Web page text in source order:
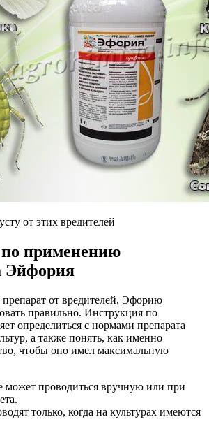
от этих вредителей
применению
Эйфория
от вредителей, Эфорию
правильно. Инструкция по
определиться с нормами препарата
а также понять, как именно
чтобы оно имел максимальную
проводиться вручную или при
только, когда на культурах имеются